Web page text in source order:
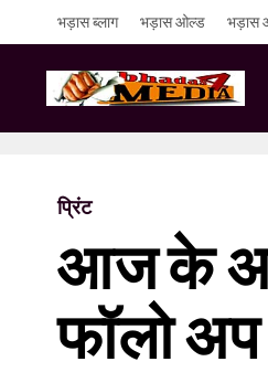
भड़ास ब्लाग भड़ास ओल्ड भड़ास
प्रिंट
आज के
फॉलो